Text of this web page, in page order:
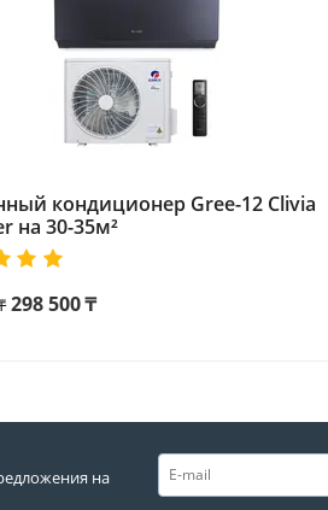
кондиционер Gree-12 Clivia
на 30-35м²
298 500₸
на